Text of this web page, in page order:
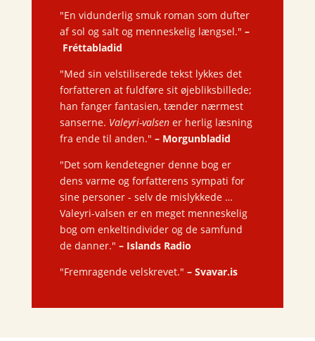
"En vidunderlig smuk roman som dufter
af sol og salt og menneskelig længsel." –
Fréttabladid
"Med sin velstiliserede tekst lykkes det
forfatteren at fuldføre sit øjebliksbillede;
han fanger fantasien, tænder nærmest
sanserne. Valeyri-valsener herlig læsning
fra ende til anden." –Morgunbladid
"Det som kendetegner denne bog er
dens varme og forfatterens sympati for
sine personer - selv de mislykkede …
Valeyri-valsen er en meget menneskelig
bog om enkeltindivider og de samfund
de danner." –Islands Radio
"Fremragende velskrevet." –Svavar.is